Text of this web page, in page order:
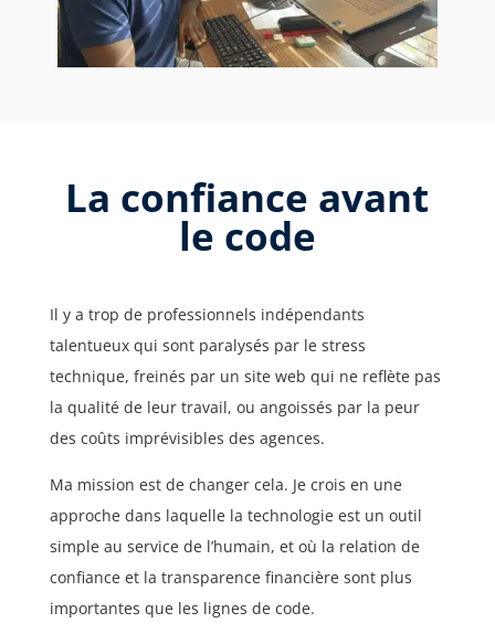
La confiance avant
le code
Il y a trop de professionnels indépendants
talentueux qui sont paralysés par le stress
technique, freinés par un site web qui ne reflète pas
la qualité de leur travail, ou angoissés par la peur
des coûts imprévisibles des agences.
Ma mission est de changer cela. Je crois en une
approche dans laquelle la technologie est un outil
simple au service de l’humain, et où la relation de
confiance et la transparence financière sont plus
importantes que les lignes de code.